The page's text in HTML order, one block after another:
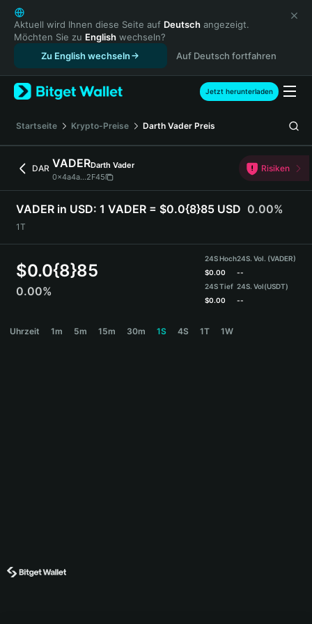
English
日本語
Tiếng Việt
Русский
Español (Latinoamérica)
Türkçe
Français
Deutsch
繁體中文
Português (Portugal)
Bahasa Indonesia
ภาษาไทย
हिन्दी
Español
Português (Brasil)
Aktuell wird Ihnen diese Seite auf Deutsch angezeigt.
Möchten Sie zu English wechseln?
Zu English wechseln
Auf Deutsch fortfahren
Jetzt herunterladen
Startseite Krypto-Preise Darth Vader Preis
DAR VADERDarth Vader
0x4a4a...2F45
Risiken
VADER in USD: 1 VADER = $0.0{8}85 USD 0.00%
1T
$0.0{8}85
0.00%
24S Hoch
$0.00
24S Tief
$0.00
24S. Vol. (VADER)
--
24S. Vol(USDT)
--
Uhrzeit 1m 5m 15m 30m 1S 4S 1T 1W